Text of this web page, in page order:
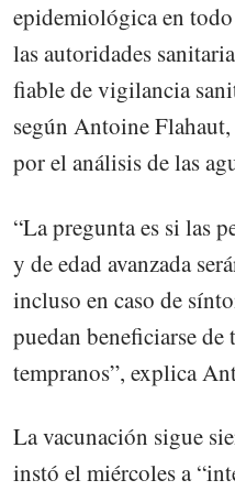
epidemiológica en
las autoridades
fiable de vigilancia
según Antoine
por el análisis de las
“La pregunta es si las
y de edad avanzada
incluso en caso de
puedan beneficiarse
tempranos”, explica
La vacunación sigue
instó el miércoles a